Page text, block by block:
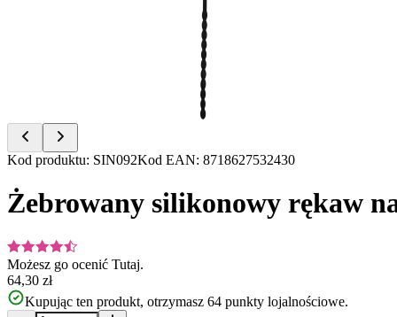
Item
of
4
Kod produktu: SIN092Kod EAN: 8718627532430
Żebrowany silikonowy rękaw
Możesz go ocenić Tutaj.
64,30 zł
Kupując ten produkt, otrzymasz 64 punkty lojalnościowe.